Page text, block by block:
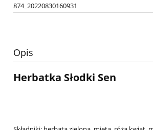
874_20220830160931
Opis
Herbatka Słodki Sen